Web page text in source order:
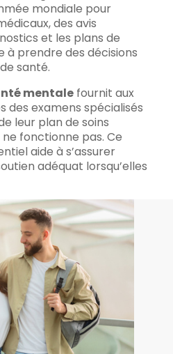
mondiale pour
des avis
et les plans de
à prendre des décisions
santé.
mentale fournit aux
des examens spécialisés
leur plan de soins
fonctionne pas. Ce
aide à s’assurer
adéquat lorsqu’elles